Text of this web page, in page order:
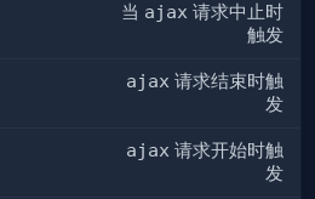
当 ajax 请求中止时
触发
ajax 请求结束时触
发
ajax 请求开始时触
发